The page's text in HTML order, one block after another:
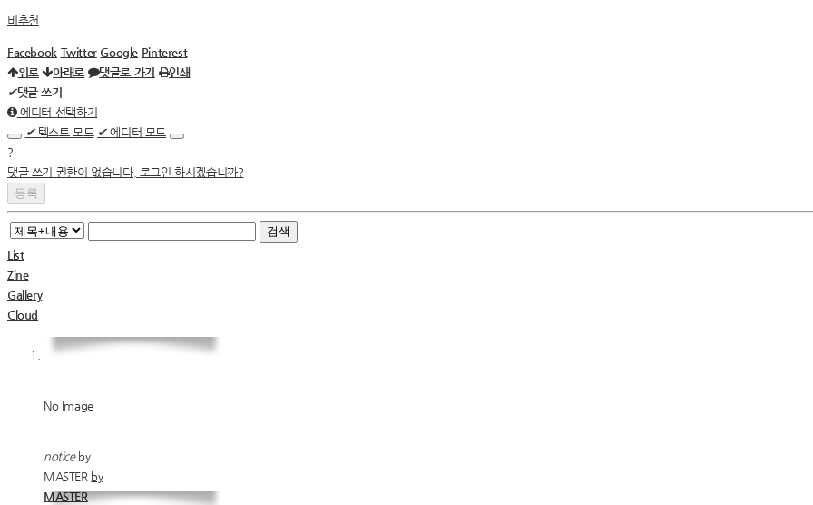
비추천
Facebook Twitter Google Pinterest
위로
아래로 댓글로 가기
인쇄
✔댓글 쓰기
에디터 선택하기
✔ 텍스트 모드 ✔에디터 모드
?
댓글 쓰기 권한이 없습니다. 로그인 하시겠습니까?
검색
List
Zine
Gallery
Cloud
No Image
notice by
MASTER by
MASTER